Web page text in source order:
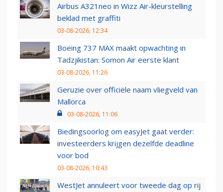
Airbus A321neo in Wizz Air-kleurstelling
beklad met graffiti
03-08-2026, 12:34
Boeing 737 MAX maakt opwachting in
Tadzjikistan: Somon Air eerste klant
03-08-2026, 11:26
Geruzie over officiële naam vliegveld van
Mallorca
03-08-2026, 11:06
Biedingsoorlog om easyJet gaat verder:
investeerders krijgen dezelfde deadline
voor bod
03-08-2026, 10:43
WestJet annuleert voor tweede dag op rij